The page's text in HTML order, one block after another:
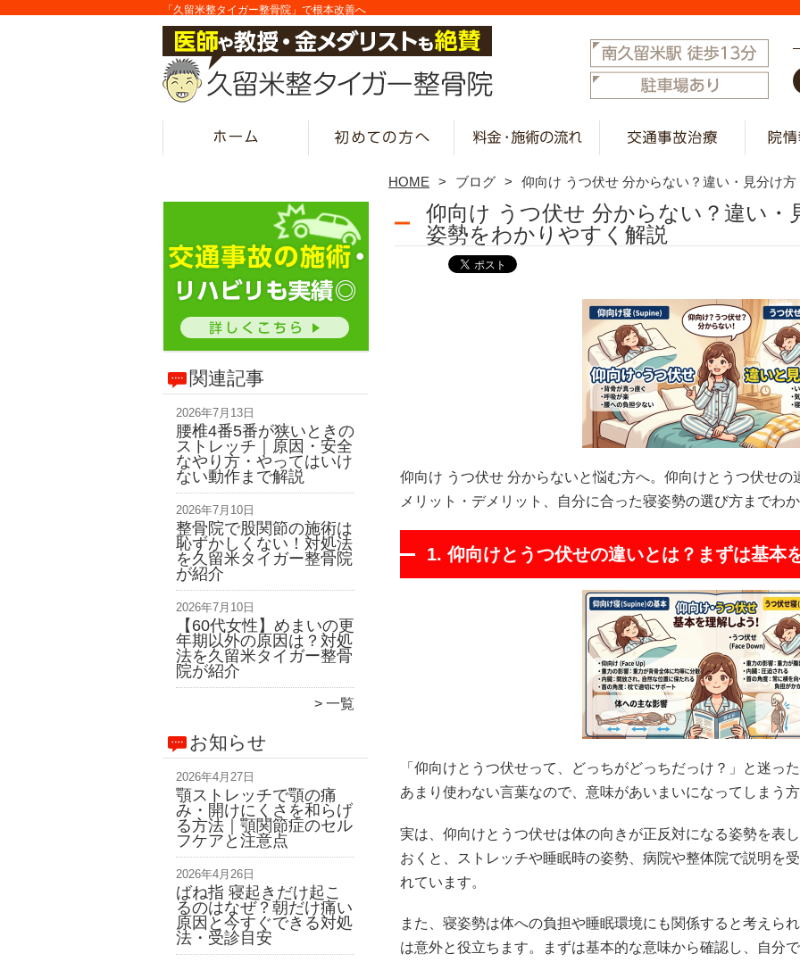
「久留米整タイガー整骨院」で根本改善へ
HOME ブログ 仰向け うつ伏せ 分からない？違い・見分け
関連記事
2026年7月13日
腰椎4番5番が狭いときの
ストレッチ｜原因・安全
なやり方・やってはいけ
ない動作まで解説
2026年7月10日
整骨院で股関節の施術は
恥ずかしくない！対処法
を久留米タイガー整骨院
が紹介
2026年7月10日
【60代女性】めまいの更
年期以外の原因は？対処
法を久留米タイガー整骨
院が紹介
一覧
お知らせ
2026年4月27日
顎ストレッチで顎の痛
み・開けにくさを和らげ
る方法｜顎関節症のセル
フケアと注意点
2026年4月26日
ばね指 寝起きだけ起こ
るのはなぜ？朝だけ痛い
原因と今すぐできる対処
法・受診目安
仰向け うつ伏せ 分からない？違い・
姿勢をわかりやすく解説
仰向け うつ伏せ 分からないと悩む方へ。仰向けとうつ伏せ
メリット・デメリット、自分に合った寝姿勢の選び方までわ
1. 仰向けとうつ伏せの違いとは？まずは基本
「仰向けとうつ伏せって、どっちがどっちだっけ？」と迷っ
あまり使わない言葉なので、意味があいまいになってしまう
実は、仰向けとうつ伏せは体の向きが正反対になる姿勢を表
おくと、ストレッチや睡眠時の姿勢、病院や整体院で説明を
れています。
また、寝姿勢は体への負担や睡眠環境にも関係すると考えら
は意外と役立ちます。まずは基本的な意味から確認し、自分